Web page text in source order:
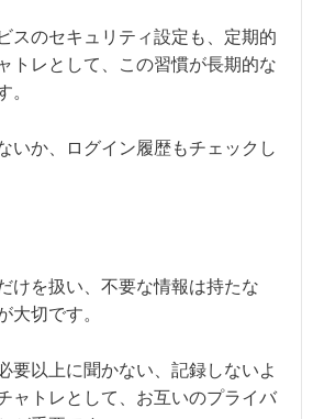
スのセキュリティ設定も、定期的
トレとして、この習慣が長期的な
。
いか、ログイン履歴もチェックし
けを扱い、不要な情報は持たな
大切です。
要以上に聞かない、記録しないよ
ャトレとして、お互いのプライバ